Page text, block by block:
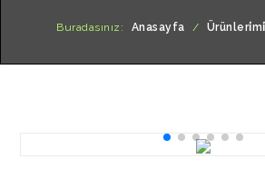
Buradasınız: Anasayfa /